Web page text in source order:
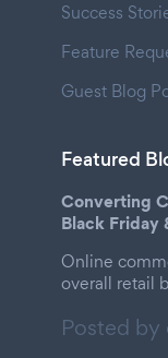
Success
Feature
Guest Blog
Featured
Converting
Black Friday
Online
overall retail
Posted by